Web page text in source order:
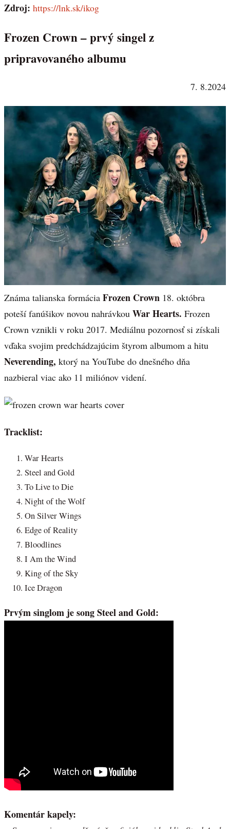
Zdroj: https://lnk.sk/ikog
Frozen Crown – prvý singel z
pripravovaného albumu
7. 8.2024
Známa talianska formácia Frozen Crown 18. októbra
poteší fanúšikov novou nahrávkou War Hearts. Frozen
Crown vznikli v roku 2017. Mediálnu pozornosť si získali
vďaka svojim predchádzajúcim štyrom albumom a hitu
Neverending, ktorý na YouTube do dnešného dňa
nazbieral viac ako 11 miliónov videní.
Tracklist:
War Hearts
Steel and Gold
To Live to Die
Night of the Wolf
On Silver Wings
Edge of Reality
Bloodlines
I Am the Wind
King of the Sky
Ice Dragon
Prvým singlom je song Steel and Gold:
Komentár kapely: